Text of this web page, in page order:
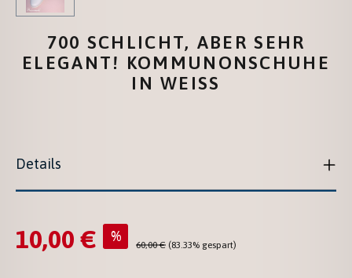
700 SCHLICHT, ABER SEHR
ELEGANT! KOMMUNONSCHUHE
IN WEISS
Details
Verkaufspreis:
10,00 € % Regulärer Preis:
60,00 € (83.33% gespart)